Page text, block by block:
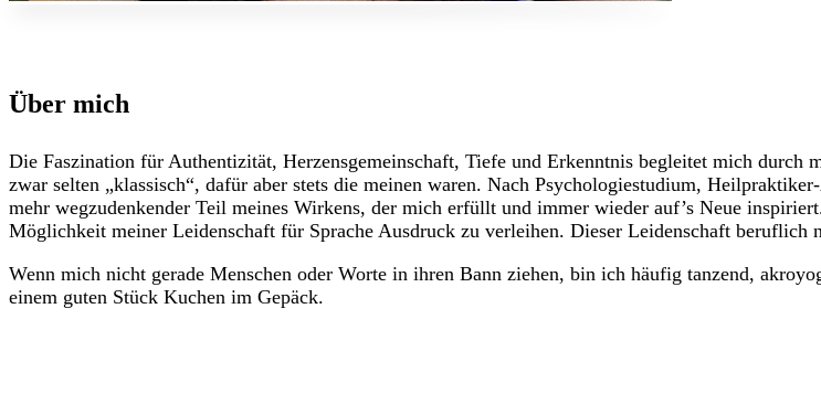
Über mich
Die Faszination für Authentizität, Herzensgemeinschaft, Tiefe und Erkenntnis begleitet mich
zwar selten „klassisch“, dafür aber stets die meinen waren. Nach Psychologiestudium,
mehr wegzudenkender Teil meines Wirkens, der mich erfüllt und immer wieder auf’s Neue
Möglichkeit meiner Leidenschaft für Sprache Ausdruck zu verleihen. Dieser Leidenschaft beruflich
Wenn mich nicht gerade Menschen oder Worte in ihren Bann ziehen, bin ich häufig tanzend,
einem guten Stück Kuchen im Gepäck.